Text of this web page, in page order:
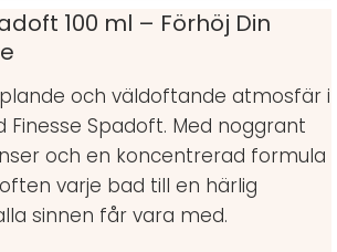
100 ml – Förhöj Din
och väldoftande atmosfär i
Spadoft. Med noggrant
och en koncentrerad formula
varje bad till en härlig
sinnen får vara med.